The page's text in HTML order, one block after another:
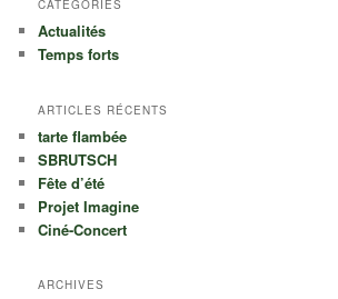
CATÉGORIES
Actualités
Temps forts
ARTICLES RÉCENTS
tarte flambée
SBRUTSCH
Fête d’été
Projet Imagine
Ciné-Concert
ARCHIVES